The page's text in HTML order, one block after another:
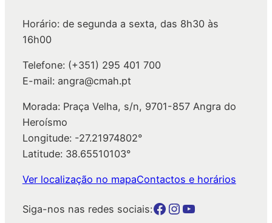
Horário: de segunda a sexta, das 8h30 às
16h00
Telefone: (+351) 295 401 700
E-mail: angra@cmah.pt
Morada: Praça Velha, s/n, 9701-857 Angra do
Heroísmo
Longitude: -27.21974802°
Latitude: 38.65510103°
Ver localização no mapaContactos e horários
Siga-nos nas redes sociais:Botão para a página da autarquia no Facebook Botão para a página da autarquia no Instagram Botão para a página da autarquia no Youtube